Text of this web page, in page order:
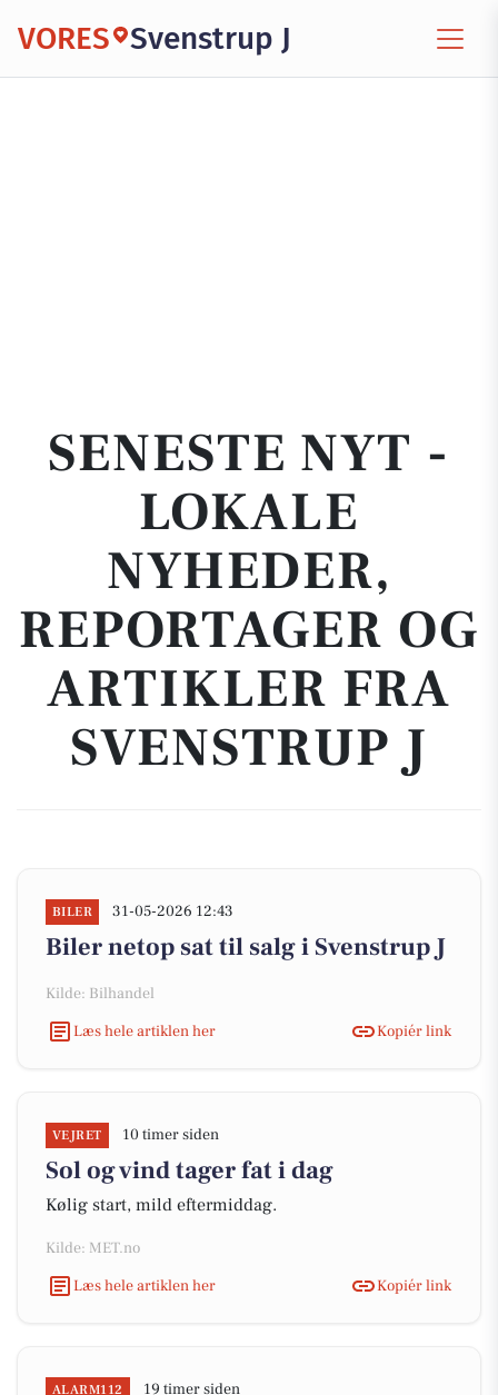
VORES Svenstrup J
SENESTE NYT -
LOKALE
NYHEDER,
REPORTAGER OG
ARTIKLER FRA
SVENSTRUP J
BILER 31-05-2026 12:43
Biler netop sat til salg i Svenstrup J
Kilde: Bilhandel
Læs hele artiklen her
Kopiér link
VEJRET 10 timer siden
Sol og vind tager fat i dag
Kølig start, mild eftermiddag.
Kilde: MET.no
Læs hele artiklen her
Kopiér link
ALARM112 19 timer siden